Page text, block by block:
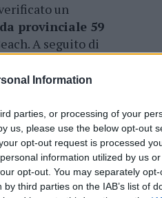
Information
parties, or processing of your
us, please use the below opt-out
opt-out request is processed
information utilized by us
opt-out. You may separately
third parties on the IAB’s list of
un
provinciale 59
A seguito di
conseguente
nell’evento.
Arzachenahanno
sanitario